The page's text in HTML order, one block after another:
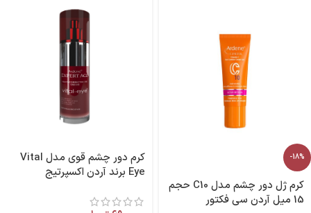
-18%
کرم ژل دور چشم مدل C10 حجم
15 میل آردن سی فکتور
کرم دور چشم قوی مدل Vital
Eye برند آردن اکسپرتیج